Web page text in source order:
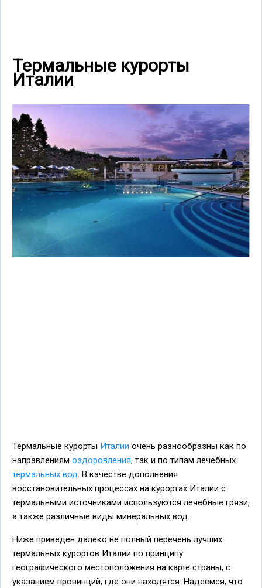
Термальные курорты
Италии
Термальные курорты Италии очень разнообразны как по
направлениям оздоровления, так и по типам лечебных
термальных вод. В качестве дополнения
восстановительных процессах на курортах Италии с
термальными источниками используются лечебные грязи,
а также различные виды минеральных вод.
Ниже приведен далеко не полный перечень лучших
термальных курортов Италии по принципу
географического местоположения на карте страны, с
указанием провинций, где они находятся. Надеемся, что